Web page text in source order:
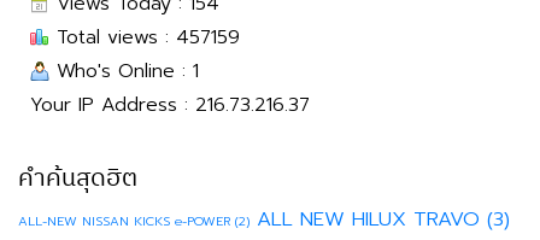
Total views : 457159
Who's Online : 1
Your IP Address : 216.73.216.37
คำค้นสุดฮิต
ALL-NEW NISSAN KICKS e-POWER (2) ALL NEW HILUX TRAVO (3)